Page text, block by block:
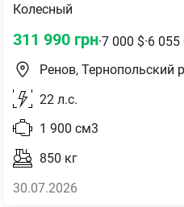
Колесный
311 990 грн·7 000 $·6 055
Ренов, Тернопольский
22 л.с.
1 900 см3
850 кг
30.07.2026